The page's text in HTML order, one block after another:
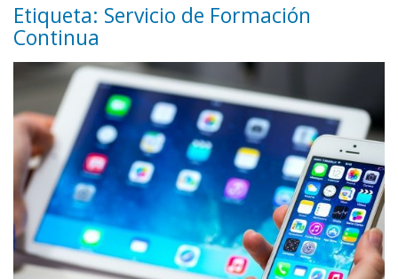
Etiqueta: Servicio de Formación
Continua